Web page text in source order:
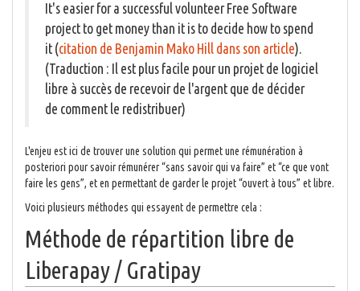
It's easier for a successful volunteer Free Software
project to get money than it is to decide how to spend
it (citation de Benjamin Mako Hill dans son article).
(Traduction : Il est plus facile pour un projet de logiciel
libre à succès de recevoir de l'argent que de décider
de comment le redistribuer)
L'enjeu est ici de trouver une solution qui permet une rémunération à
posteriori pour savoir rémunérer “sans savoir qui va faire” et “ce que vont
faire les gens”, et en permettant de garder le projet “ouvert à tous” et libre.
Voici plusieurs méthodes qui essayent de permettre cela :
Méthode de répartition libre de
Liberapay / Gratipay